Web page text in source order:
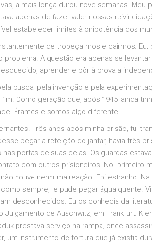
a mais longa durou nove semanas. Meu
apenas de fazer valer nossas
estabelecer limites à onipotência dos
de tropeçarmos e cairmos.
A questão era apenas se
aprender e pôr à prova a
busca, pela invenção e pela
Como geração que, após 1945, ainda
Éramos e somos algo diferente.
Três anos após minha prisão, fui
pegar a refeição do jantar, havia três
portas de suas celas. Os guardas
com outros prisioneiros. No primeiro
houve nenhuma reação. Foi estranho.
sempre, e pude pegar água quente.
desconhecidos. Eu os conhecia da
de Auschwitz, em Frankfurt.
prestava serviço na rampa, onde
um instrumento de tortura que já existia